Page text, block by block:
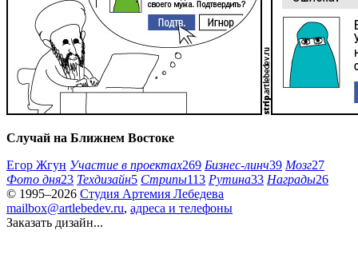
Случай на Ближнем Востоке
Егор Жгун Участие в проектах269 Бизнес-линч39 Мозг27
Фото дня23 Техдизайн5 Стрипы113 Рутина33 Награды26
© 1995–2026 Студия Артемия Лебедева
mailbox@artlebedev.ru, адреса и телефоны
Заказать дизайн...